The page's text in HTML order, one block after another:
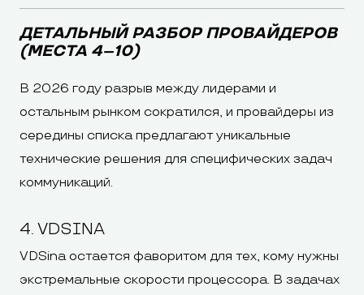
ДЕТАЛЬНЫЙ РАЗБОР ПРОВАЙДЕРОВ
(МЕСТА 4–10)
В 2026 году разрыв между лидерами и
остальным рынком сократился, и провайдеры из
середины списка предлагают уникальные
технические решения для специфических задач
коммуникаций.
4. VDSINA
VDSina остается фаворитом для тех, кому нужны
экстремальные скорости процессора. В задачах